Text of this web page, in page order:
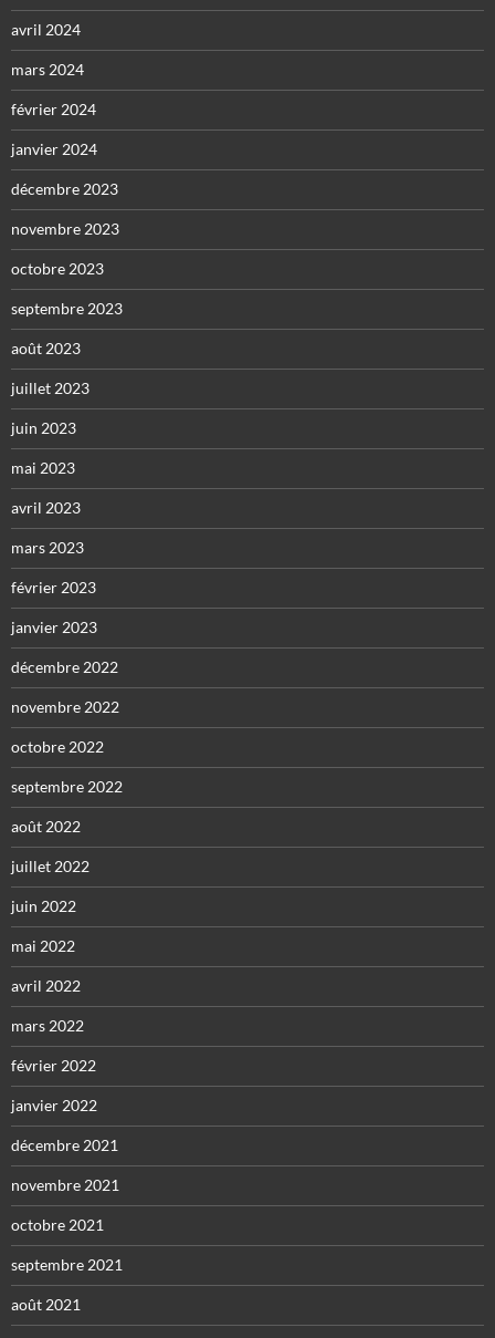
avril 2024
mars 2024
février 2024
janvier 2024
décembre 2023
novembre 2023
octobre 2023
septembre 2023
août 2023
juillet 2023
juin 2023
mai 2023
avril 2023
mars 2023
février 2023
janvier 2023
décembre 2022
novembre 2022
octobre 2022
septembre 2022
août 2022
juillet 2022
juin 2022
mai 2022
avril 2022
mars 2022
février 2022
janvier 2022
décembre 2021
novembre 2021
octobre 2021
septembre 2021
août 2021